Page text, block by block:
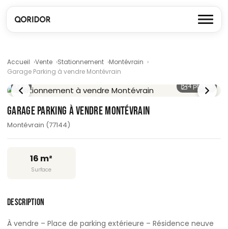
Accueil Vente Stationnement
Montévrain
Garage Parking à vendre Montévrain
/ 4 4 photos
GARAGE PARKING À VENDRE MONTÉVRAIN
Montévrain (77144)
16 m²
Surface
DESCRIPTION
À vendre – Place de parking extérieure – Résidence neuve